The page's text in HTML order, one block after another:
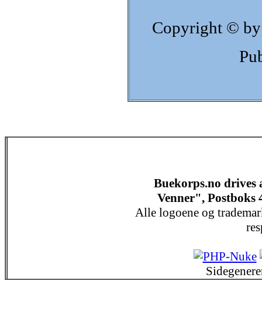
Copyright © by
Buekorps.no drives
Venner", Postboks
Alle logoene og